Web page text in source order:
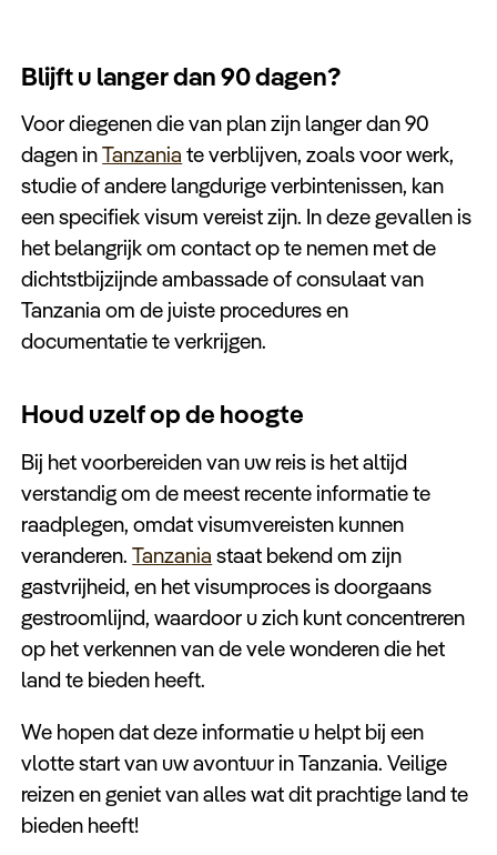
Blijft u langer dan 90 dagen?
Voor diegenen die van plan zijn langer dan 90
dagen inTanzania te verblijven, zoals voor werk,
studie of andere langdurige verbintenissen, kan
een specifiek visum vereist zijn. In deze gevallen is
het belangrijk om contact op te nemen met de
dichtstbijzijnde ambassade of consulaat van
Tanzania om de juiste procedures en
documentatie te verkrijgen.
Houd uzelf op de hoogte
Bij het voorbereiden van uw reis is het altijd
verstandig om de meest recente informatie te
raadplegen, omdat visumvereisten kunnen
veranderen.Tanzania staat bekend om zijn
gastvrijheid, en het visumproces is doorgaans
gestroomlijnd, waardoor u zich kunt concentreren
op het verkennen van de vele wonderen die het
land te bieden heeft.
We hopen dat deze informatie u helpt bij een
vlotte start van uw avontuur in Tanzania. Veilige
reizen en geniet van alles wat dit prachtige land te
bieden heeft!